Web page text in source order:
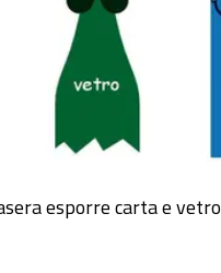
esporre carta e vetro